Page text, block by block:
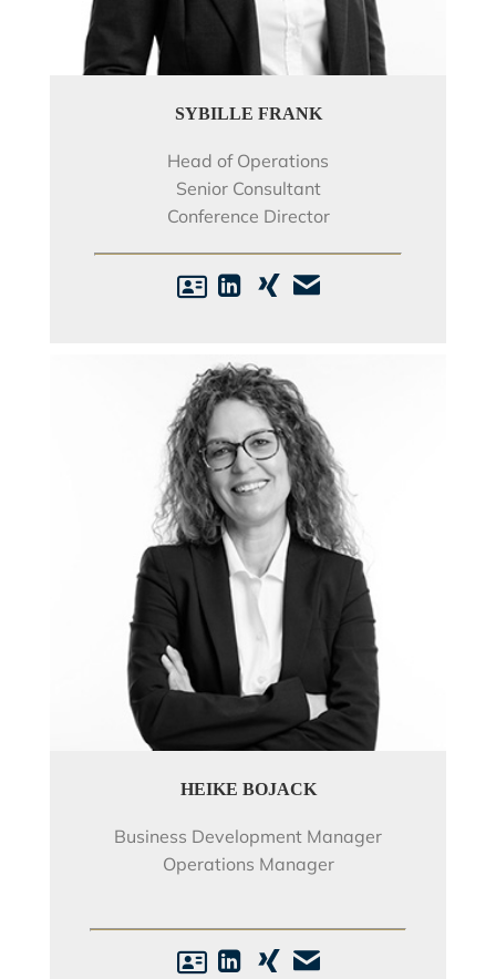
SYBILLE FRANK
Head of Operations
Senior Consultant
Conference Director
HEIKE BOJACK
Business Development Manager
Operations Manager